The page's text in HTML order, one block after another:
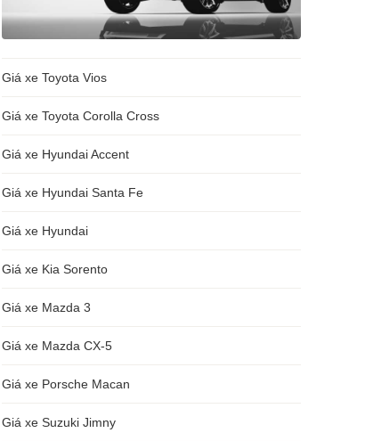
Giá xe Toyota Vios
Giá xe Toyota Corolla Cross
Giá xe Hyundai Accent
Giá xe Hyundai Santa Fe
Giá xe Hyundai
Giá xe Kia Sorento
Giá xe Mazda 3
Giá xe Mazda CX-5
Giá xe Porsche Macan
Giá xe Suzuki Jimny